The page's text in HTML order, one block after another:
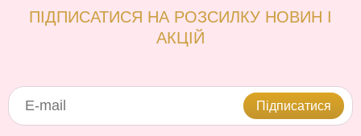
ПІДПИСАТИСЯ НА РОЗСИЛКУ НОВИН І
АКЦІЙ
Підписатися